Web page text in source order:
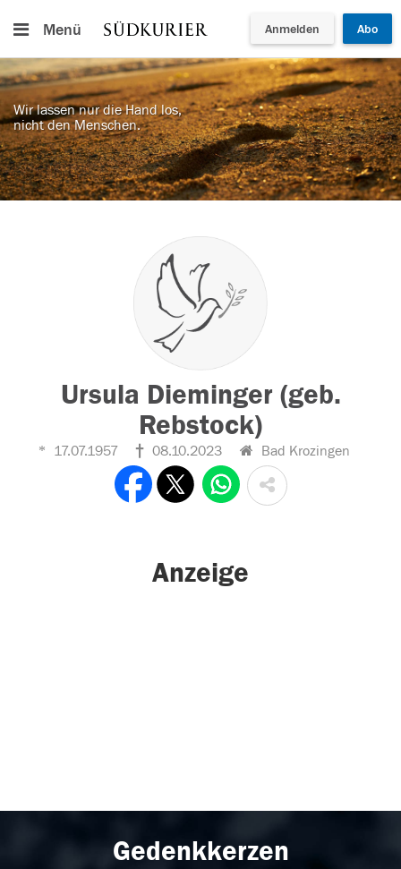
Menü Anmelden Abo
Wir lassen nur die Hand los,
nicht den Menschen.
Ursula Dieminger (geb.
Rebstock)
17.07.1957 08.10.2023 Bad Krozingen
Anzeige
Gedenkkerzen